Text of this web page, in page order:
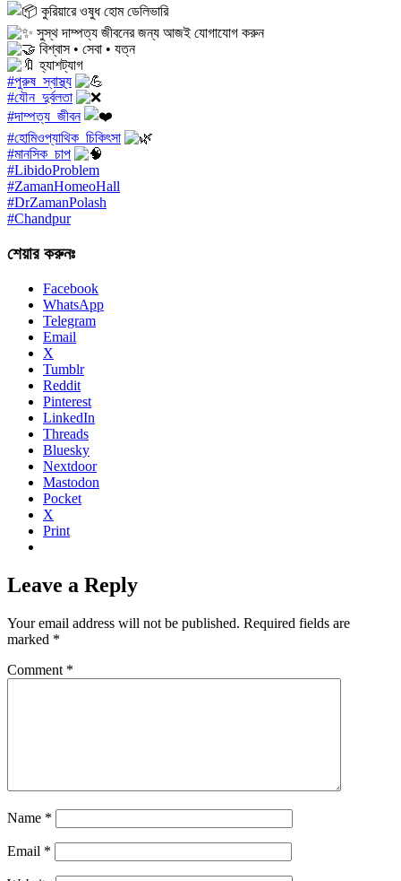
কুরিয়ারে ওষুধ হোম ডেলিভারি
সুস্থ দাম্পত্য জীবনের জন্য আজই যোগাযোগ করুন
বিশ্বাস • সেবা • যত্ন
হ্যাশট্যাগ
#পুরুষ_স্বাস্থ্য
#যৌন_দুর্বলতা
#দাম্পত্য_জীবন
#হোমিওপ্যাথিক_চিকিৎসা
#মানসিক_চাপ
#LibidoProblem
#ZamanHomeoHall
#DrZamanPolash
#Chandpur
শেয়ার করুনঃ
Facebook
WhatsApp
Telegram
Email
X
Tumblr
Reddit
Pinterest
LinkedIn
Threads
Bluesky
Nextdoor
Mastodon
Pocket
X
Print
Leave a Reply
Your email address will not be published. Required fields are
marked *
Comment *
Name *
Email *